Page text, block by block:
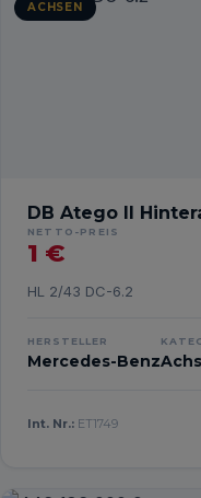
ACHSEN
DB Atego II
NETTO-PREIS
1 €
HL 2/43 DC-6.2
HERSTELLER
Mercedes-Benz
Int. Nr.: ET1749